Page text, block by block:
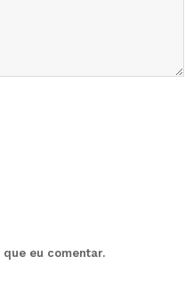
eu comentar.